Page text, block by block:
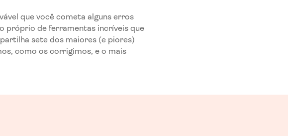
que você cometa alguns erros
próprio de ferramentas incríveis que
sete dos maiores (e piores)
como os corrigimos, e o mais